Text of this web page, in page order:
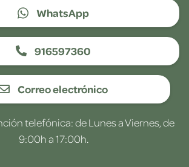
WhatsApp
916597360
Correo electrónico
telefónica: de Lunes a Viernes, de
9:00h a 17:00h.